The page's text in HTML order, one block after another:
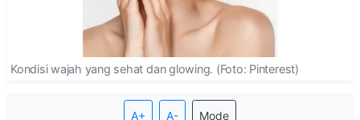
Kondisi wajah yang sehat dan glowing. (Foto: Pinterest)
A+ A- Mode